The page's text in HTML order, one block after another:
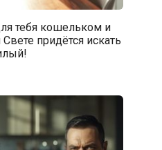
тебя кошельком и
придётся искать